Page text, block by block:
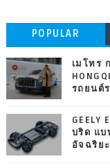
POPULAR
เมโทร
รถยนต์
บริด แบ
อัจฉริย